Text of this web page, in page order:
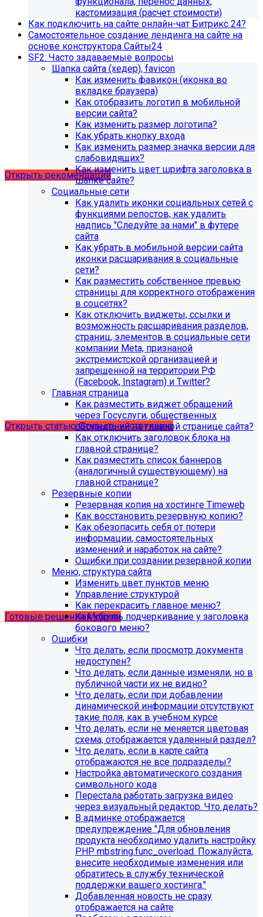
Рекомендации по безопасности
Открыть рекомендации
С 1 февраля 2023 года ограничена
поддержка продуктов 1С-Битрикс на
PHP версии ниже 8.0. Рекомендуемая
версия PHP - 8.1 и выше
Открыть статьюОткрыть инструкцию
Учебные курсы
по работе с готовыми решениями и модулями
размещены в разделе "Учебные курсы"
Готовые решенияМодули
Инструкция по удалению ссылок на
социальные сети
Для готовых решений на SIMAI-SF4:
SIMAI-SF4: Сайт библиотеки, SIMAI-SF4: Сайт
благотворительного фонда, SIMAI-SF4: Сайт города,
SIMAI-SF4: Сайт государственной организации, SIMAI-
SF4: Сайт дворца культуры, SIMAI-SF4: Сайт детского
сада, SIMAI-SF4: Сайт кандидата в депутаты, SIMAI-SF4:
Сайт колледжа, SIMAI-SF4: Сайт комплексного центра
кастомизация (расчет стоимости)
Как подключить на сайте онлайн-чат Битрикс 24?
Самостоятельное создание лендинга на сайте на
основе конструктора Сайты24
SF2: Часто задаваемые вопросы
Шапка сайта (хедер), favicon
Как изменить фавикон (иконка во
вкладке браузера)
Как отобразить логотип в мобильной
версии сайта?
Как изменить размер логотипа?
Как убрать кнопку входа
Как изменить размер значка версии для
слабовидящих?
Как изменить цвет шрифта заголовка в
шапке сайте?
Социальные сети
Как удалить иконки социальных сетей с
функциями репостов, как удалить
надпись "Следуйте за нами" в футере
сайта
Как убрать в мобильной версии сайта
иконки расшаривания в социальные
сети?
Как разместить собственное превью
страницы для корректного отображения
в соцсетях?
Как отключить виджеты, ссылки и
возможность расшаривания разделов,
страниц, элементов в социальные сети
компании Meta, признаной
экстремистской организацией и
запрещенной на территории РФ
(Facebook, Instagram) и Twitter?
Главная страница
Как разместить виджет обращений
через Госуслуги, общественных
обсуждений на главной странице сайта?
Как отключить заголовок блока на
главной странице?
Как разместить список баннеров
(аналогичный существующему) на
главной странице?
Резервные копии
Резервная копия на хостинге Timeweb
Как восстановить резервную копию?
Как обезопасить себя от потери
информации, самостоятельных
изменений и наработок на сайте?
Ошибки при создании резервной копии
Меню, структура сайта
Изменить цвет пунктов меню
Управление структурой
Как перекрасить главное меню?
Как убрать подчеркивание у заголовка
бокового меню?
Ошибки
Что делать, если просмотр документа
недоступен?
Что делать, если данные изменяли, но в
публичной части их не видно?
Что делать, если при добавлении
динамической информации отсутствуют
такие поля, как в учебном курсе
Что делать, если не меняется цветовая
схема, отображается удаленный раздел?
Что делать, если в карте сайта
отображаются не все подразделы?
Настройка автоматического создания
символьного кода
Перестала работать загрузка видео
через визуальный редактор. Что делать?
В админке отображается
предупреждение "Для обновления
продукта необходимо удалить настройку
PHP mbstring.func_overload. Пожалуйста,
внесите необходимые изменения или
обратитесь в службу технической
поддержки вашего хостинга."
Добавленная новость не сразу
отображается на сайте